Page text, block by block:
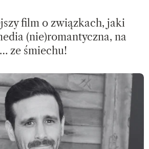
film o związkach, jaki
(nie)romantyczna, na
ze śmiechu!